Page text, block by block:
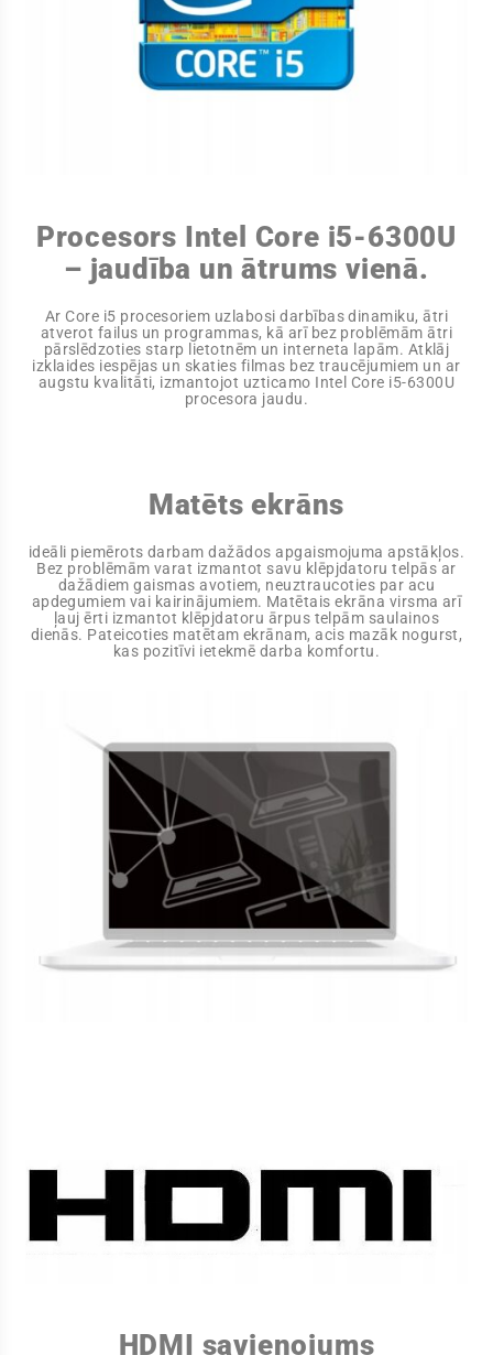
Procesors Intel Core i5-6300U
– jaudība un ātrums vienā.
Ar Core i5 procesoriem uzlabosi darbības dinamiku, ātri
atverot failus un programmas, kā arī bez problēmām ātri
pārslēdzoties starp lietotnēm un interneta lapām. Atklāj
izklaides iespējas un skaties filmas bez traucējumiem un ar
augstu kvalitāti, izmantojot uzticamo Intel Core i5-6300U
procesora jaudu.
Matēts ekrāns
ideāli piemērots darbam dažādos apgaismojuma apstākļos.
Bez problēmām varat izmantot savu klēpjdatoru telpās ar
dažādiem gaismas avotiem, neuztraucoties par acu
apdegumiem vai kairinājumiem. Matētais ekrāna virsma arī
ļauj ērti izmantot klēpjdatoru ārpus telpām saulainos
dienās. Pateicoties matētam ekrānam, acis mazāk nogurst,
kas pozitīvi ietekmē darba komfortu.
HDMI savienojums